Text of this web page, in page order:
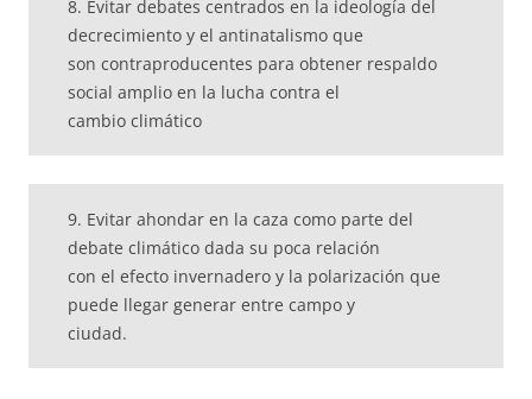
8. Evitar debates centrados en la ideología del
decrecimiento y el antinatalismo que
son contraproducentes para obtener respaldo
social amplio en la lucha contra el
cambio climático
9. Evitar ahondar en la caza como parte del
debate climático dada su poca relación
con el efecto invernadero y la polarización que
puede llegar generar entre campo y
ciudad.